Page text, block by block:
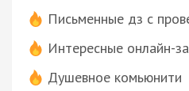
Письменные дз с
Интересные онлайн-
Душевное комьюнити